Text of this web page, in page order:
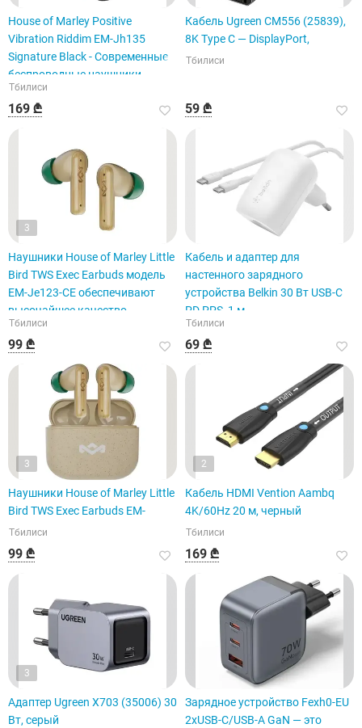
House of Marley Positive
Vibration Riddim EM-Jh135
Signature Black - Современные
беспроводные наушники
Тбилиси
169 ₾
Кабель Ugreen CM556 (25839),
8K Type C — DisplayPort,
Тбилиси
59 ₾
3
Наушники House of Marley Little
Bird TWS Exec Earbuds модель
EM-Je123-CE обеспечивают
высочайшее качество
Bluetooth.
Тбилиси
99 ₾
Кабель и адаптер для
настенного зарядного
устройства Belkin 30 Вт USB-C
PD PPS, 1 м
Тбилиси
69 ₾
3
Наушники House of Marley Little
Bird TWS Exec Earbuds EM-
Тбилиси
99 ₾
2
Кабель HDMI Vention Aambq
4K/60Hz 20 м, черный
Тбилиси
169 ₾
3
Адаптер Ugreen X703 (35006) 30
Вт, серый
Зарядное устройство Fexh0-EU
2xUSB-C/USB-A GaN — это